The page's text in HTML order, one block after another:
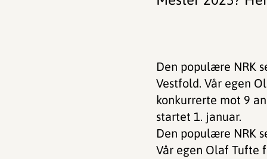
Den populære NRK
Vestfold. Vår egen
konkurrerte mot 9
startet 1. januar.
Den populære NRK
Vår egen Olaf Tufte